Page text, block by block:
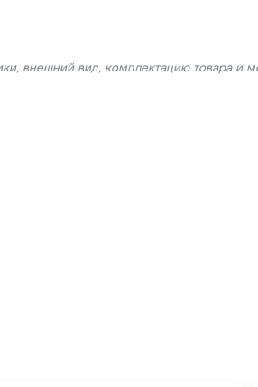
внешний вид, комплектацию товара и